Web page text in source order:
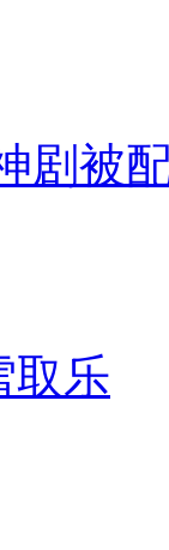
剧被
取乐